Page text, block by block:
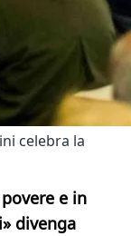
celebra la
e in
divenga